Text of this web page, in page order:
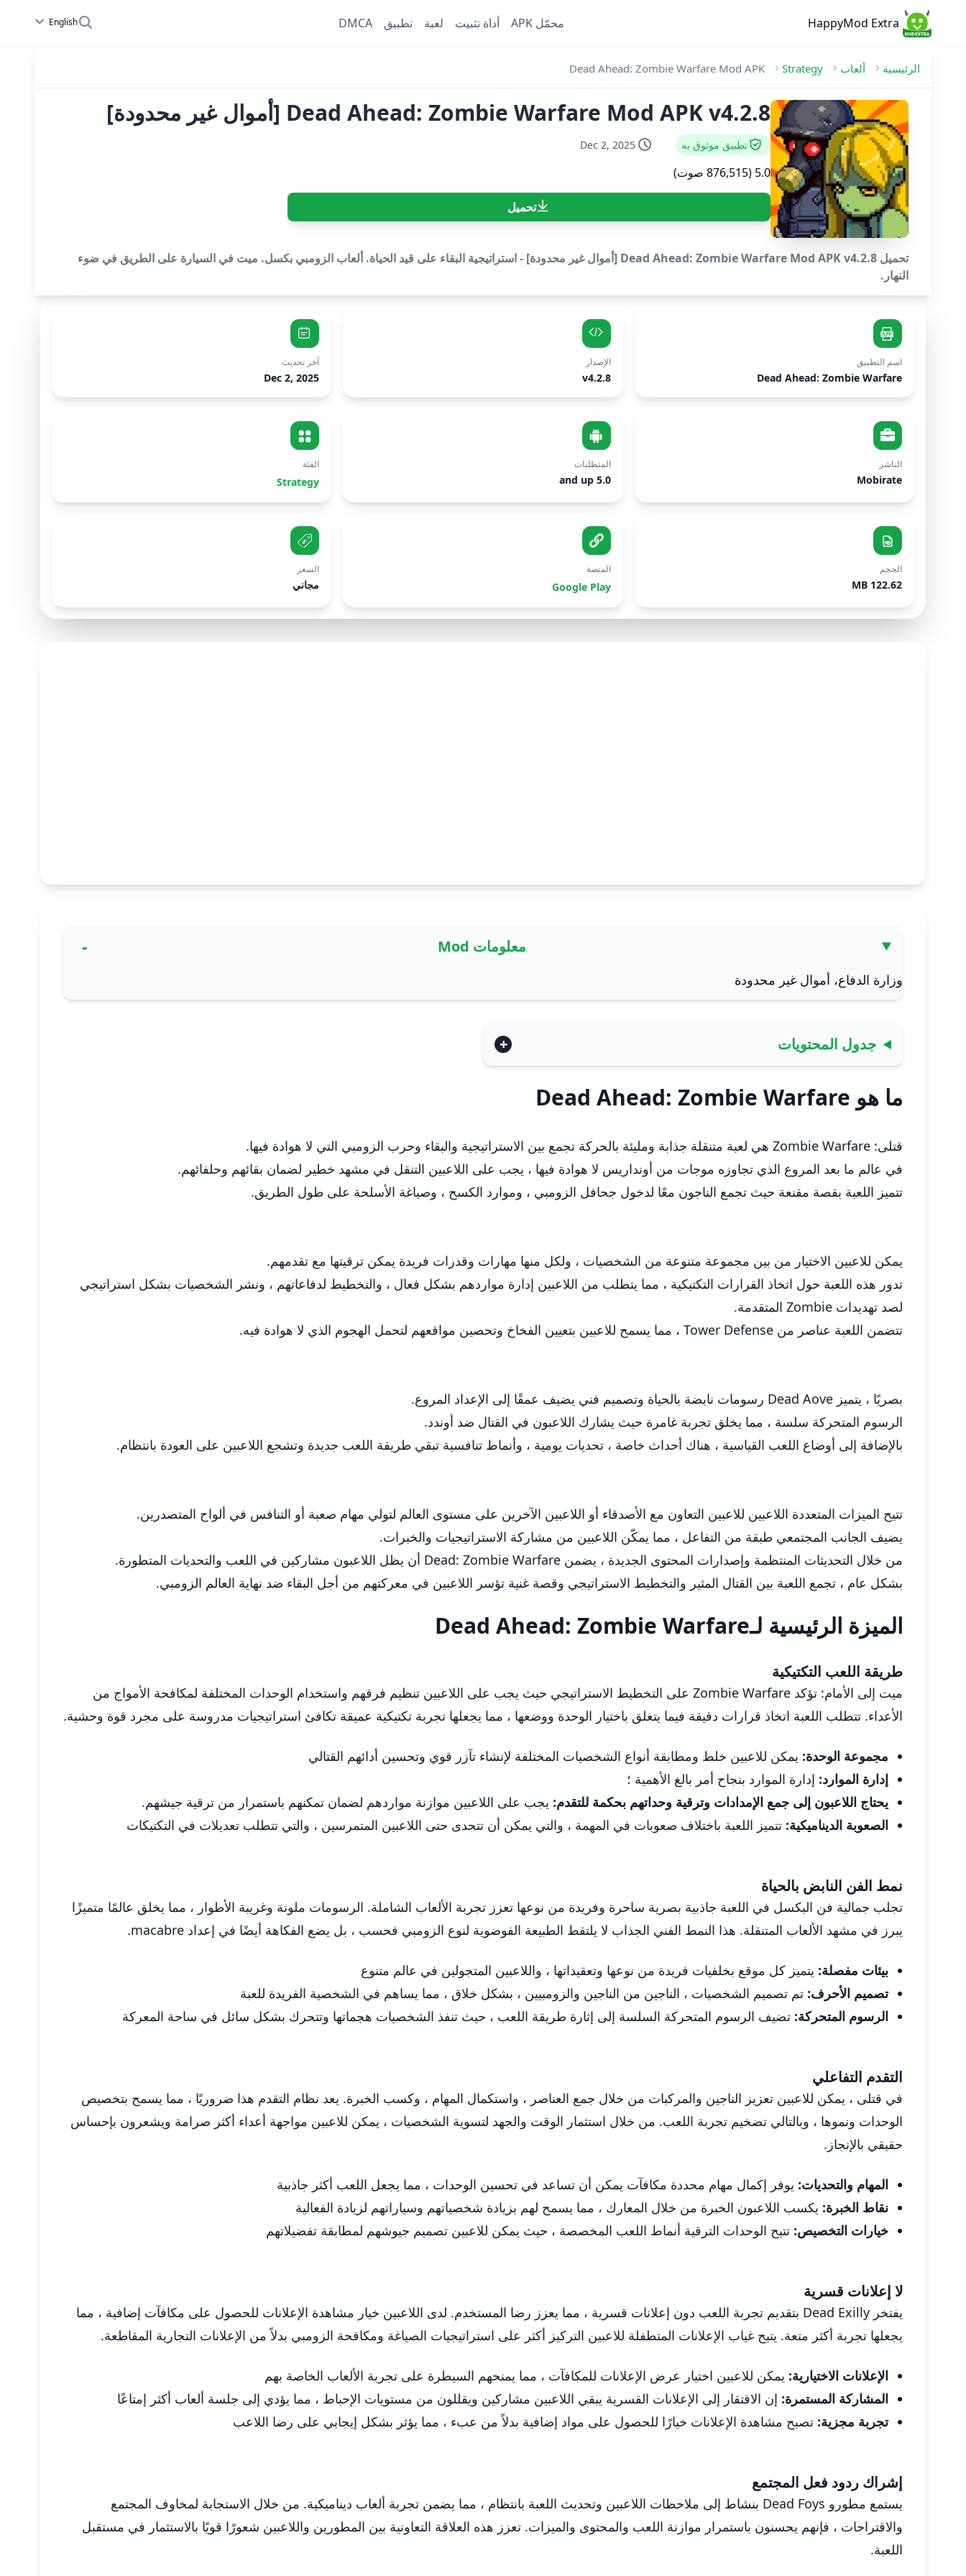
HappyMod Extra محمّل APK أداة تثبيت لعبة تطبيق DMCA
English
الرئيسية ألعاب Strategy
Dead Ahead: Zombie Warfare Mod APK
Dead Ahead: Zombie Warfare Mod APK v4.2.8 [أموال غير محدودة]
تطبيق موثوق به Dec 2, 2025
5.0 (876,515 صوت)
تحميل
تحميل Dead Ahead: Zombie Warfare Mod APK v4.2.8 [أموال غير محدودة] - استراتيجية البقاء على قيد الحياة. ألعاب الزومبي بكسل. ميت في السيارة على الطريق في ضوء
النهار.
اسم التطبيق
Dead Ahead: Zombie Warfare
الإصدار
v4.2.8
آخر تحديث
Dec 2, 2025
الناشر
Mobirate
المتطلبات
5.0 and up
الفئة
Strategy
الحجم
122.62 MB
المنصة
Google Play
السعر
مجاني
معلومات Mod
وزارة الدفاع، أموال غير محدودة
جدول المحتويات
ما هو Dead Ahead: Zombie Warfare
قتلى: Zombie Warfare هي لعبة متنقلة جذابة ومليئة بالحركة تجمع بين الاستراتيجية والبقاء وحرب الزومبي التي لا هوادة فيها.
في عالم ما بعد المروع الذي تجاوزه موجات من أونداريس لا هوادة فيها ، يجب على اللاعبين التنقل في مشهد خطير لضمان بقائهم وحلفائهم.
تتميز اللعبة بقصة مقنعة حيث تجمع الناجون معًا لدخول جحافل الزومبي ، وموارد الكسح ، وصياغة الأسلحة على طول الطريق.
يمكن للاعبين الاختيار من بين مجموعة متنوعة من الشخصيات ، ولكل منها مهارات وقدرات فريدة يمكن ترقيتها مع تقدمهم.
تدور هذه اللعبة حول اتخاذ القرارات التكتيكية ، مما يتطلب من اللاعبين إدارة مواردهم بشكل فعال ، والتخطيط لدفاعاتهم ، ونشر الشخصيات بشكل استراتيجي
لصد تهديدات Zombie المتقدمة.
تتضمن اللعبة عناصر من Tower Defense ، مما يسمح للاعبين بتعيين الفخاخ وتحصين مواقعهم لتحمل الهجوم الذي لا هوادة فيه.
بصريًا ، يتميز Dead Aove رسومات نابضة بالحياة وتصميم فني يضيف عمقًا إلى الإعداد المروع.
الرسوم المتحركة سلسة ، مما يخلق تجربة غامرة حيث يشارك اللاعبون في القتال ضد أوندد.
بالإضافة إلى أوضاع اللعب القياسية ، هناك أحداث خاصة ، تحديات يومية ، وأنماط تنافسية تبقي طريقة اللعب جديدة وتشجع اللاعبين على العودة بانتظام.
تتيح الميزات المتعددة اللاعبين للاعبين التعاون مع الأصدقاء أو اللاعبين الآخرين على مستوى العالم لتولي مهام صعبة أو التنافس في ألواح المتصدرين.
يضيف الجانب المجتمعي طبقة من التفاعل ، مما يمكّن اللاعبين من مشاركة الاستراتيجيات والخبرات.
من خلال التحديثات المنتظمة وإصدارات المحتوى الجديدة ، يضمن Dead: Zombie Warfare أن يظل اللاعبون مشاركين في اللعب والتحديات المتطورة.
بشكل عام ، تجمع اللعبة بين القتال المثير والتخطيط الاستراتيجي وقصة غنية تؤسر اللاعبين في معركتهم من أجل البقاء ضد نهاية العالم الزومبي.
الميزة الرئيسية لـDead Ahead: Zombie Warfare
طريقة اللعب التكتيكية
ميت إلى الأمام: تؤكد Zombie Warfare على التخطيط الاستراتيجي حيث يجب على اللاعبين تنظيم فرقهم واستخدام الوحدات المختلفة لمكافحة الأمواج من
الأعداء. تتطلب اللعبة اتخاذ قرارات دقيقة فيما يتعلق باختيار الوحدة ووضعها ، مما يجعلها تجربة تكتيكية عميقة تكافئ استراتيجيات مدروسة على مجرد قوة وحشية.
مجموعة الوحدة: يمكن للاعبين خلط ومطابقة أنواع الشخصيات المختلفة لإنشاء تآزر قوي وتحسين أدائهم القتالي
إدارة الموارد: إدارة الموارد بنجاح أمر بالغ الأهمية ؛
يحتاج اللاعبون إلى جمع الإمدادات وترقية وحداتهم بحكمة للتقدم: يجب على اللاعبين موازنة مواردهم لضمان تمكنهم باستمرار من ترقية جيشهم.
الصعوبة الديناميكية: تتميز اللعبة باختلاف صعوبات في المهمة ، والتي يمكن أن تتحدى حتى اللاعبين المتمرسين ، والتي تتطلب تعديلات في التكتيكات
نمط الفن النابض بالحياة
تجلب جمالية فن البكسل في اللعبة جاذبية بصرية ساحرة وفريدة من نوعها تعزز تجربة الألعاب الشاملة. الرسومات ملونة وغريبة الأطوار ، مما يخلق عالمًا متميزًا
يبرز في مشهد الألعاب المتنقلة. هذا النمط الفني الجذاب لا يلتقط الطبيعة الفوضوية لنوع الزومبي فحسب ، بل يضع الفكاهة أيضًا في إعداد macabre.
بيئات مفصلة: يتميز كل موقع بخلفيات فريدة من نوعها وتعقيداتها ، واللاعبين المتجولين في عالم متنوع
تصميم الأحرف: تم تصميم الشخصيات ، الناجين من الناجين والزومبيين ، بشكل خلاق ، مما يساهم في الشخصية الفريدة للعبة
الرسوم المتحركة: تضيف الرسوم المتحركة السلسة إلى إثارة طريقة اللعب ، حيث تنفذ الشخصيات هجماتها وتتحرك بشكل سائل في ساحة المعركة
التقدم التفاعلي
في قتلى ، يمكن للاعبين تعزيز الناجين والمركبات من خلال جمع العناصر ، واستكمال المهام ، وكسب الخبرة. يعد نظام التقدم هذا ضروريًا ، مما يسمح بتخصيص
الوحدات ونموها ، وبالتالي تضخيم تجربة اللعب. من خلال استثمار الوقت والجهد لتسوية الشخصيات ، يمكن للاعبين مواجهة أعداء أكثر صرامة ويشعرون بإحساس
حقيقي بالإنجاز.
المهام والتحديات: يوفر إكمال مهام محددة مكافآت يمكن أن تساعد في تحسين الوحدات ، مما يجعل اللعب أكثر جاذبية
نقاط الخبرة: يكسب اللاعبون الخبرة من خلال المعارك ، مما يسمح لهم بزيادة شخصياتهم وسياراتهم لزيادة الفعالية
خيارات التخصيص: تتيح الوحدات الترقية أنماط اللعب المخصصة ، حيث يمكن للاعبين تصميم جيوشهم لمطابقة تفضيلاتهم
لا إعلانات قسرية
يفتخر Dead Exilly بتقديم تجربة اللعب دون إعلانات قسرية ، مما يعزز رضا المستخدم. لدى اللاعبين خيار مشاهدة الإعلانات للحصول على مكافآت إضافية ، مما
يجعلها تجربة أكثر متعة. يتيح غياب الإعلانات المتطفلة للاعبين التركيز أكثر على استراتيجيات الصياغة ومكافحة الزومبي بدلاً من الإعلانات التجارية المقاطعة.
الإعلانات الاختيارية: يمكن للاعبين اختيار عرض الإعلانات للمكافآت ، مما يمنحهم السيطرة على تجربة الألعاب الخاصة بهم
المشاركة المستمرة: إن الافتقار إلى الإعلانات القسرية يبقي اللاعبين مشاركين ويقللون من مستويات الإحباط ، مما يؤدي إلى جلسة ألعاب أكثر إمتاعًا
تجربة مجزية: تصبح مشاهدة الإعلانات خيارًا للحصول على مواد إضافية بدلاً من عبء ، مما يؤثر بشكل إيجابي على رضا اللاعب
إشراك ردود فعل المجتمع
يستمع مطورو Dead Foys بنشاط إلى ملاحظات اللاعبين وتحديث اللعبة بانتظام ، مما يضمن تجربة ألعاب ديناميكية. من خلال الاستجابة لمخاوف المجتمع
والاقتراحات ، فإنهم يحسنون باستمرار موازنة اللعب والمحتوى والميزات. تعزز هذه العلاقة التعاونية بين المطورين واللاعبين شعورًا قويًا بالاستثمار في مستقبل
اللعبة.